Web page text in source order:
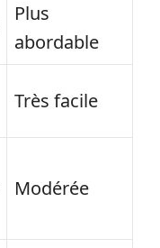
Plus
abordable
Très facile
Modérée